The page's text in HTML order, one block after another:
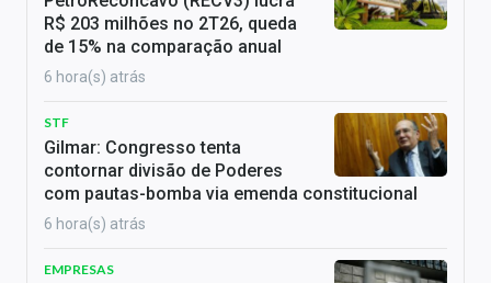
R$ 203 milhões no 2T26, queda
de 15% na comparação anual
6 hora(s) atrás
STF
Gilmar: Congresso tenta
contornar divisão de Poderes
com pautas-bomba via emenda constitucional
6 hora(s) atrás
EMPRESAS